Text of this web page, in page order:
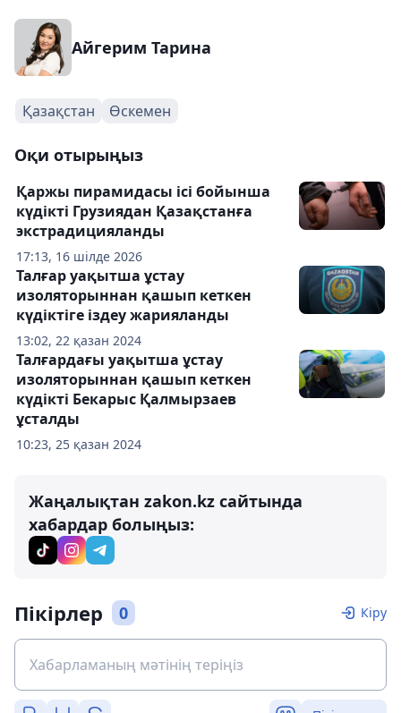
Айгерим Тарина
Қазақстан Өскемен
Оқи отырыңыз
17:13, 16 шілде 2026
Қаржы пирамидасы ісі бойынша
күдікті Грузиядан Қазақстанға
экстрадицияланды
13:02, 22 қазан 2024
Талғар уақытша ұстау
изоляторыннан қашып кеткен
күдіктіге іздеу жарияланды
10:23, 25 қазан 2024
Талғардағы уақытша ұстау
изоляторыннан қашып кеткен
күдікті Бекарыс Қалмырзаев
ұсталды
Жаңалықтан zakon.kz сайтында
хабардар болыңыз:
Пікірлер 0 Кіру